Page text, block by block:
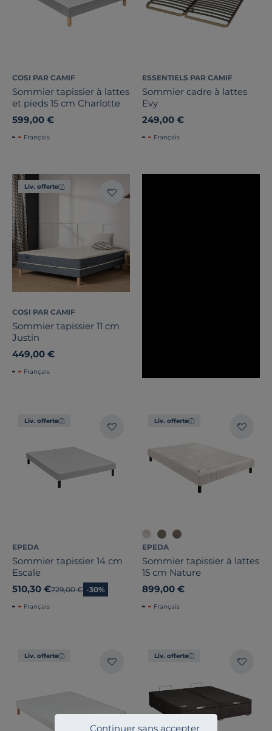
Continuer sans accepter
COSI PAR CAMIF
Sommier tapissier à lattes
et pieds 15 cm Charlotte
599,00 €
Français
ESSENTIELS PAR CAMIF
Sommier cadre à lattes
Evy
249,00 €
Français
Liv. offerte
COSI PAR CAMIF
Sommier tapissier 11 cm
Justin
449,00 €
Français
Liv. offerte
EPEDA
Sommier tapissier 14 cm
Escale
510,30 €Ancien prix
729,00 € -30%
Français
Liv. offerte
EPEDA
Sommier tapissier à lattes
15 cm Nature
899,00 €
Français
Liv. offerte Liv. offerte